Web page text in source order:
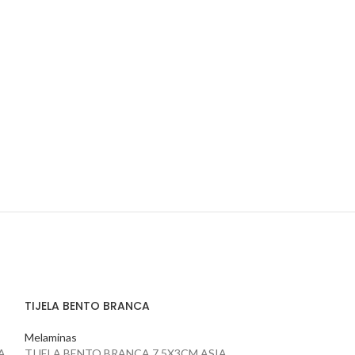
TIJELA BENTO BRANCA
Melaminas